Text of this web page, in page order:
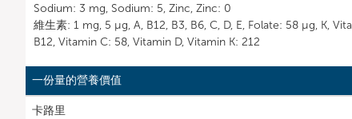
Sodium: 3 mg, Sodium: 5, Zinc, Zinc: 0
維生素: 1 mg, 5 µg, A, B12, B3, B6, C, D, E, Folate: 58 µg, K,
B12, Vitamin C: 58, Vitamin D, Vitamin K: 212
一份量的營養價值
卡路里